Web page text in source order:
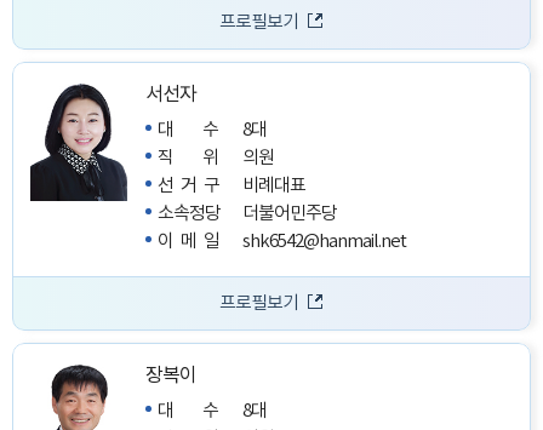
프로필보기
서선자
대수8대
직위의원
선거구
비례대표
소속정당
더불어민주당
이메일
shk6542@hanmail.net
프로필보기
장복이
대수8대